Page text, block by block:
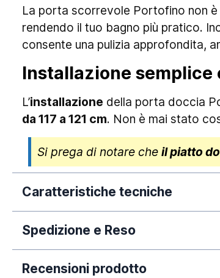
La porta scorrevole Portofino non è
rendendo il tuo bagno più pratico.
consente una pulizia approfondita,
Installazione semplice
L’installazione della porta doccia
da 117 a 121 cm. Non è mai stato
Si prega di notare che il piatto
Caratteristiche tecniche
Dimensione:
Garanzia:
Spedizione e Reso
dall'avvenuto pagamento. Si rende
Recensioni prodotto